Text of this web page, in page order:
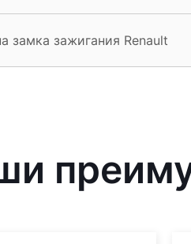
замка зажигания Renault